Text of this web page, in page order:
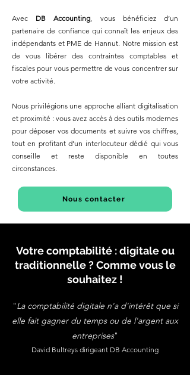
Avec DB Accounting, vous bénéficiez d’un
partenaire de confiance qui connaît les enjeux des
indépendants et PME de Hannut. Notre mission est
de vous libérer des contraintes comptables et
fiscales pour vous permettre de vous concentrer sur
votre activité.
Nous privilégions une approche alliant digitalisation
et proximité : vous avez accès à des outils modernes
pour déposer vos documents et suivre vos chiffres,
tout en profitant d’un interlocuteur dédié qui vous
conseille et reste disponible en toutes
circonstances.
Nous contacter
Votre comptabilité : digitale ou
traditionnelle ? Comme vous le
souhaitez !
"La comptabilité digitale n'a d'intérêt que si
elle fait gagner du temps ou de l'argent aux
entreprises"
David Bultreys dirigeant DB Accounting